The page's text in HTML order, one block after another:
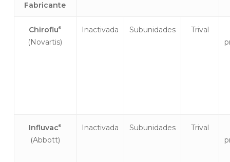
Fabricante
Chiroflu®
(Novartis)
Inactivada Subunidades
Trival
Influvac®
(Abbott)
Inactivada Subunidades
Trival